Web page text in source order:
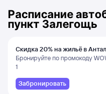
Расписание
пункт Залегощь
Скидка 20% на жильё в
и Даламане
Бронируйте по промокоду
1
Забронировать